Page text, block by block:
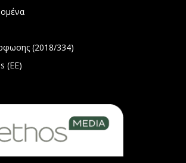
(2018/334)
(ΕΕ)